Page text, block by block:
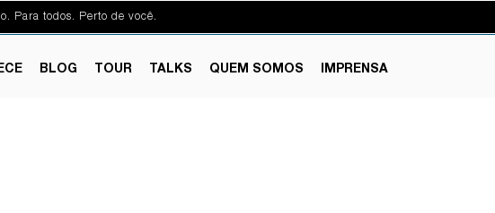
Para todos. Perto de você.
BLOG TOUR TALKS QUEM SOMOS IMPRENSA